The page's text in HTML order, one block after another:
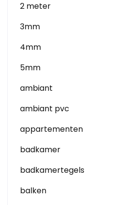
2 meter
3mm
4mm
5mm
ambiant
ambiant pvc
appartementen
badkamer
badkamertegels
balken